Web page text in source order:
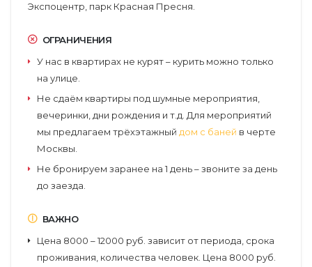
Экспоцентр, парк Красная Пресня.
ОГРАНИЧЕНИЯ
У нас в квартирах не курят – курить можно только
на улице.
Не сдаём квартиры под шумные мероприятия,
вечеринки, дни рождения и т.д. Для мероприятий
мы предлагаем трёхэтажный дом с баней в черте
Москвы.
Не бронируем заранее на 1 день – звоните за день
до заезда.
ВАЖНО
Цена 8000 – 12000 руб. зависит от периода, срока
проживания, количества человек. Цена 8000 руб.